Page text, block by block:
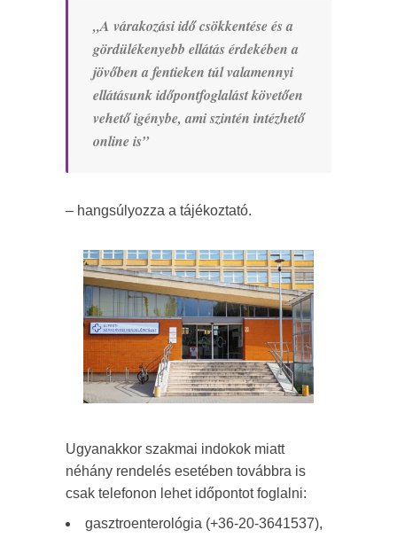
„A várakozási idő csökkentése és a
gördülékenyebb ellátás érdekében a
jövőben a fentieken túl valamennyi
ellátásunk időpontfoglalást követően
vehető igénybe, ami szintén intézhető
online is”
– hangsúlyozza a tájékoztató.
Ugyanakkor szakmai indokok miatt
néhány rendelés esetében továbbra is
csak telefonon lehet időpontot foglalni:
gasztroenterológia (+36-20-3641537),